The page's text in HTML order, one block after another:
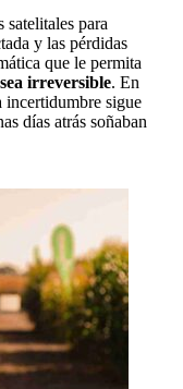
satelitales para
y las pérdidas
que le permita
irreversible. En
incertidumbre sigue
días atrás soñaban